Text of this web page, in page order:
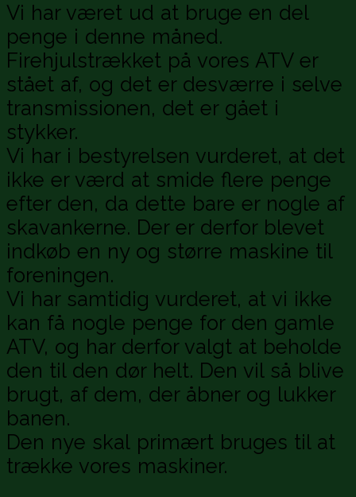
Vi har været ud at bruge en del
penge i denne måned.
Firehjulstrækket på vores ATV er
stået af, og det er desværre i selve
transmissionen, det er gået i
stykker.
Vi har i bestyrelsen vurderet, at det
ikke er værd at smide flere penge
efter den, da dette bare er nogle af
skavankerne. Der er derfor blevet
indkøb en ny og større maskine til
foreningen.
Vi har samtidig vurderet, at vi ikke
kan få nogle penge for den gamle
ATV, og har derfor valgt at beholde
den til den dør helt. Den vil så blive
brugt, af dem, der åbner og lukker
banen.
Den nye skal primært bruges til at
trække vores maskiner.